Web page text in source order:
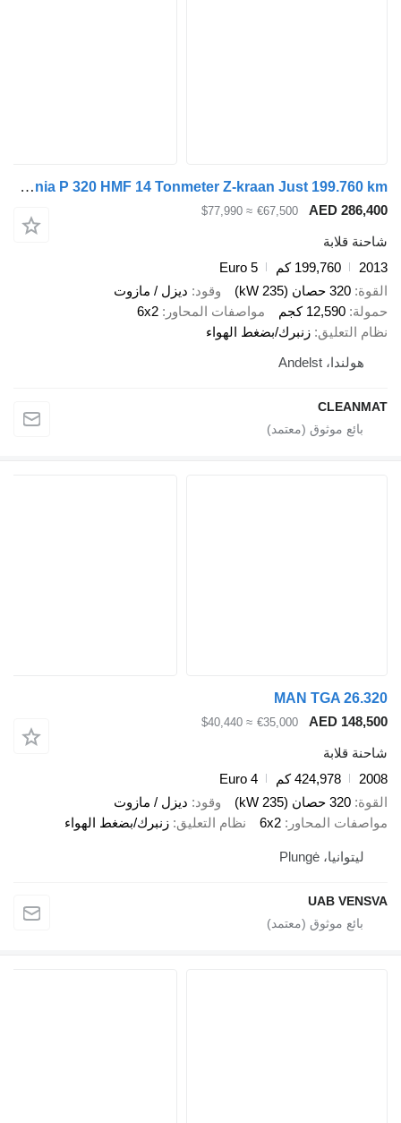
Scania P 320 HMF 14 Tonmeter Z-kraan Just 199.760 km!
AED
€67,500
≈ $77,990
قلابة
199,760 كم
Euro 5
320 حصان (235 kW) وقود
ديزل / مازوت
12,590 كجم مواصفات المحاور 6x2
التعليق زنبرك/بضغط الهواء
هولندا، Andelst
MAN TGA
AED
€35,000
≈ $40,440
قلابة
424,978 كم
Euro 4
320 حصان (235 kW) وقود
ديزل / مازوت
المحاور 6x2 نظام التعليق زنبرك/بضغط الهواء
ليتوانيا، Plungė
UAB